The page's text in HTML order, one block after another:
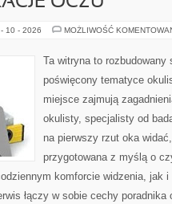
10 - 2026 MOŻLIWOŚĆ
Ta witryna to rozbudowany
poświęcony tematyce
miejsce zajmują
okulisty, specjalisty od
na pierwszy rzut oka
przygotowana z myślą o
komforcie widzenia, jak
łączy w sobie cechy poradnika